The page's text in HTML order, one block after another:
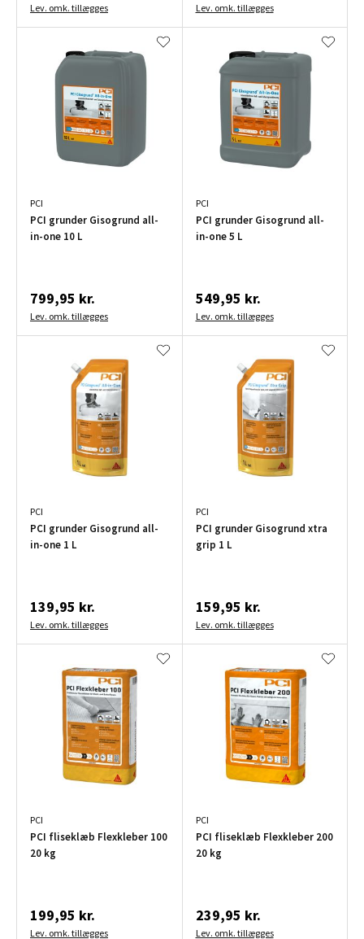
Lev. omk. tillægges Lev. omk. tillægges
PCI
PCI grunder Gisogrund all-
in-one 10 L
799,95 kr.
Lev. omk. tillægges
PCI
PCI grunder Gisogrund all-
in-one 5 L
549,95 kr.
Lev. omk. tillægges
PCI
PCI grunder Gisogrund all-
in-one 1 L
139,95 kr.
Lev. omk. tillægges
PCI
PCI grunder Gisogrund xtra
grip 1 L
159,95 kr.
Lev. omk. tillægges
PCI
PCI fliseklæb Flexkleber 100
20 kg
199,95 kr.
Lev. omk. tillægges
PCI
PCI fliseklæb Flexkleber 200
20 kg
239,95 kr.
Lev. omk. tillægges